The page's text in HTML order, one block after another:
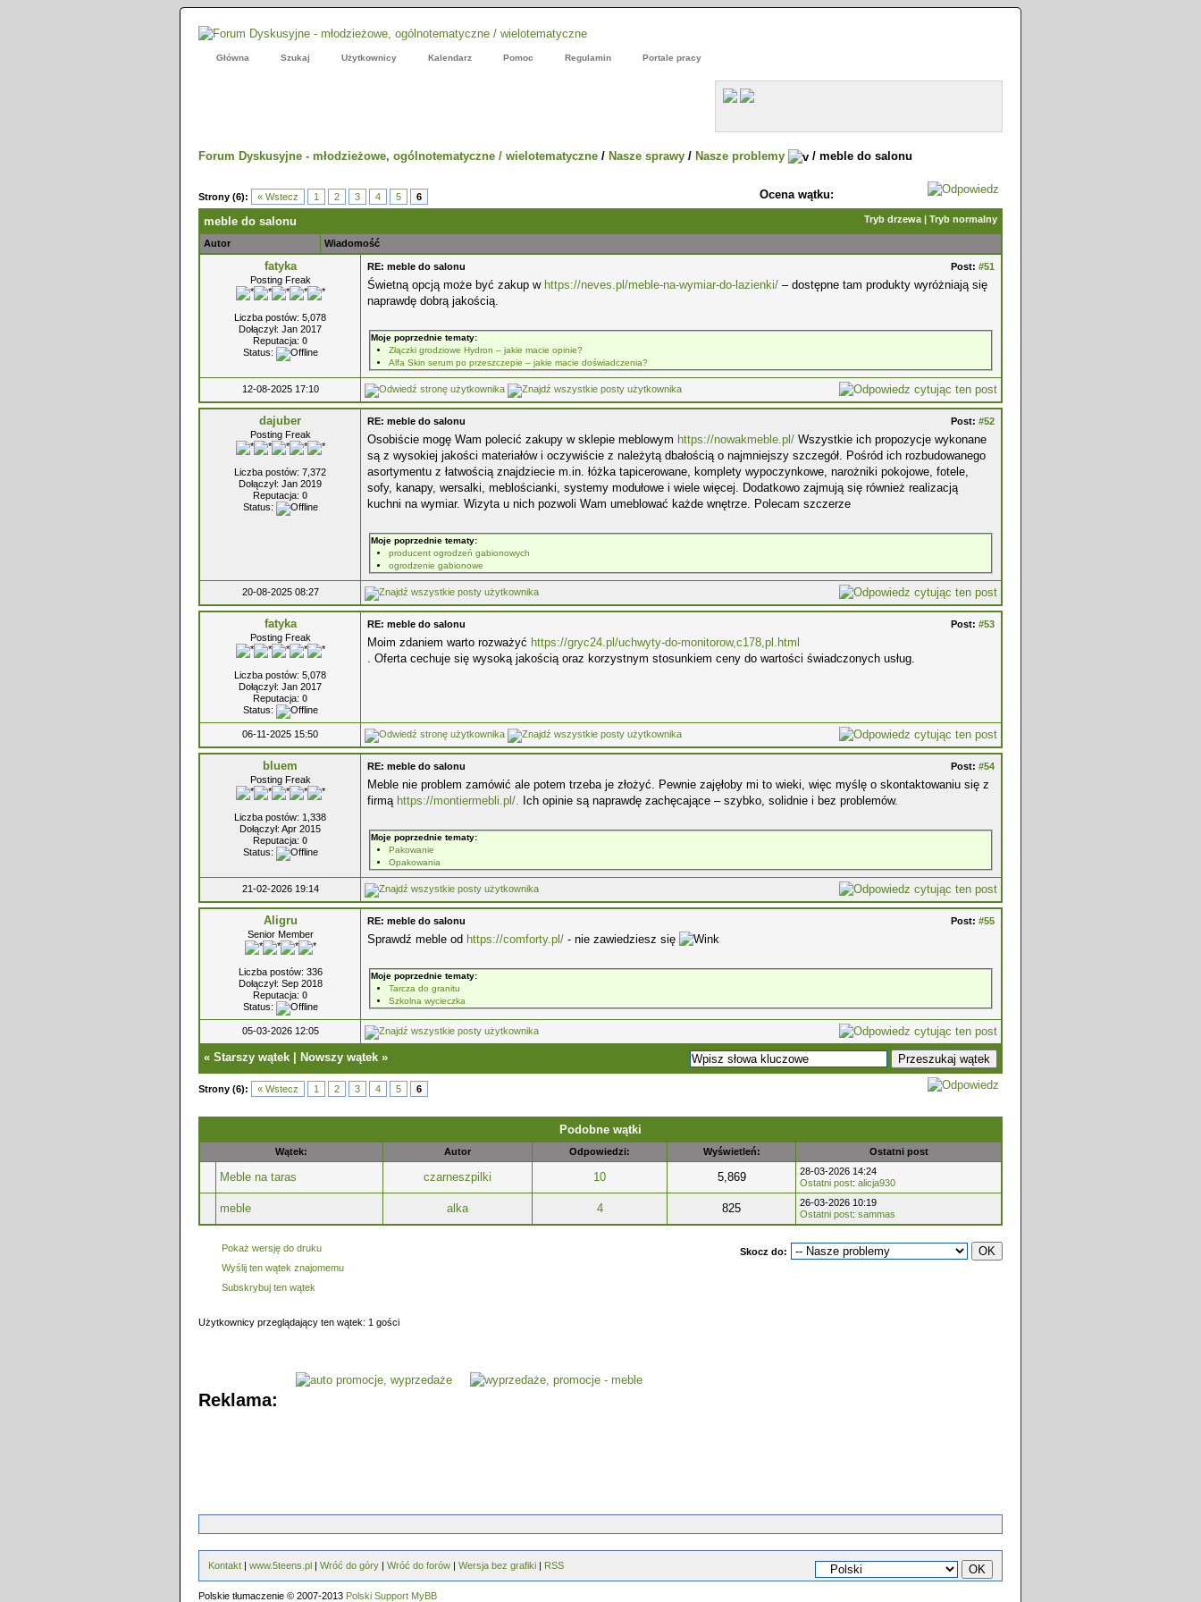
Główna Szukaj Użytkownicy Kalendarz Pomoc Regulamin Portale pracy
Forum Dyskusyjne - młodzieżowe, ogólnotematyczne / wielotematyczne / Nasze sprawy / Nasze problemy / meble do salonu
Strony (6): « Wstecz 1 2 3 4 5 6 Ocena wątku:
Tryb drzewa | Tryb normalny
meble do salonu
Autor Wiadomość
fatyka
Posting Freak
Liczba postów: 5,078
Dołączył: Jan 2017
Reputacja: 0
Status:
Post: #51
RE: meble do salonu
Świetną opcją może być zakup w https://neves.pl/meble-na-wymiar-do-lazienki/ – dostępne tam produkty wyróżniają się
naprawdę dobrą jakością.
Moje poprzednie tematy:
Złączki grodziowe Hydron – jakie macie opinie?
Alfa Skin serum po przeszczepie – jakie macie doświadczenia?
12-08-2025 17:10
dajuber
Posting Freak
Liczba postów: 7,372
Dołączył: Jan 2019
Reputacja: 0
Status:
Post: #52
RE: meble do salonu
Osobiście mogę Wam polecić zakupy w sklepie meblowym https://nowakmeble.pl/ Wszystkie ich propozycje wykonane
są z wysokiej jakości materiałów i oczywiście z należytą dbałością o najmniejszy szczegół. Pośród ich rozbudowanego
asortymentu z łatwością znajdziecie m.in. łóżka tapicerowane, komplety wypoczynkowe, narożniki pokojowe, fotele,
sofy, kanapy, wersalki, meblościanki, systemy modułowe i wiele więcej. Dodatkowo zajmują się również realizacją
kuchni na wymiar. Wizyta u nich pozwoli Wam umeblować każde wnętrze. Polecam szczerze
Moje poprzednie tematy:
producent ogrodzeń gabionowych
ogrodzenie gabionowe
20-08-2025 08:27
fatyka
Posting Freak
Liczba postów: 5,078
Dołączył: Jan 2017
Reputacja: 0
Status:
Post: #53
RE: meble do salonu
Moim zdaniem warto rozważyć https://gryc24.pl/uchwyty-do-monitorow,c178,pl.html
. Oferta cechuje się wysoką jakością oraz korzystnym stosunkiem ceny do wartości świadczonych usług.
06-11-2025 15:50
bluem
Posting Freak
Liczba postów: 1,338
Dołączył: Apr 2015
Reputacja: 0
Status:
Post: #54
RE: meble do salonu
Meble nie problem zamówić ale potem trzeba je złożyć. Pewnie zajęłoby mi to wieki, więc myślę o skontaktowaniu się z
firmą https://montiermebli.pl/. Ich opinie są naprawdę zachęcające – szybko, solidnie i bez problemów.
Moje poprzednie tematy:
Pakowanie
Opakowania
21-02-2026 19:14
Aligru
Senior Member
Liczba postów: 336
Dołączył: Sep 2018
Reputacja: 0
Status:
Post: #55
RE: meble do salonu
Sprawdź meble od https://comforty.pl/ - nie zawiedziesz się
Moje poprzednie tematy:
Tarcza do granitu
Szkolna wycieczka
05-03-2026 12:05
« Starszy wątek | Nowszy wątek »
Strony (6): « Wstecz 1 2 3 4 5 6
Podobne wątki
Wątek: Autor Odpowiedzi: Wyświetleń: Ostatni post
Meble na taras czarneszpilki 10 5,869
28-03-2026 14:24
Ostatni post: alicja930
meble alka 4 825
26-03-2026 10:19
Ostatni post: sammas
Pokaż wersję do druku
Wyślij ten wątek znajomemu
Subskrybuj ten wątek
Skocz do:
Użytkownicy przeglądający ten wątek: 1 gości
Reklama:
Kontakt | www.5teens.pl | Wróć do góry | Wróć do forów | Wersja bez grafiki | RSS
Polskie tłumaczenie © 2007-2013 Polski Support MyBB